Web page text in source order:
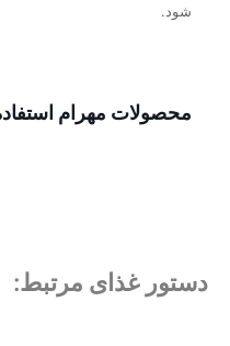
شود.
محصولات مهرام
دستور غذای مرتبط: